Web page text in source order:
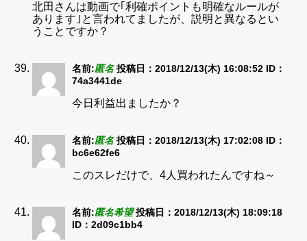
北田さんは動画で｢利確ポイントも明確なルールが
あります｣と言われてましたが、説明と異なるとい
うことですか？
名前:匿名 投稿日：2018/12/13(木) 16:08:52 ID：
74a3441de
今日利益出ましたか？
名前:匿名 投稿日：2018/12/13(木) 17:02:08 ID：
bc6e62fe6
このスレだけで、4人買われたんですね～
名前:匿名希望 投稿日：2018/12/13(木) 18:09:18
ID：2d09c1bb4